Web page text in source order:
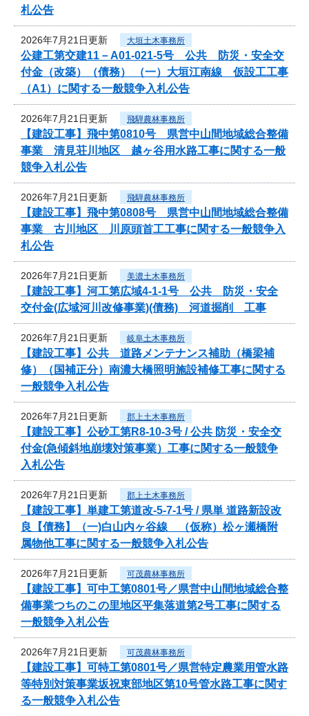
札公告
2026年7月21日更新 大垣土木事務所
公建工第交建11－A01-021-5号 公共 防災・安全交
付金（改築）（債務） （一）大垣江南線 仮設工工事
（A1）に関する一般競争入札公告
2026年7月21日更新 飛騨農林事務所
【建設工事】飛中第0810号 県営中山間地域総合整備
事業 清見荘川地区 越ヶ谷用水路工事に関する一般
競争入札公告
2026年7月21日更新 飛騨農林事務所
【建設工事】飛中第0808号 県営中山間地域総合整備
事業 古川地区 川原頭首工工事に関する一般競争入
札公告
2026年7月21日更新 美濃土木事務所
【建設工事】河工第広域4-1-1号 公共 防災・安全
交付金(広域河川改修事業)(債務) 河道掘削 工事
2026年7月21日更新 岐阜土木事務所
【建設工事】公共 道路メンテナンス補助（橋梁補
修）（国補正分）南濃大橋照明施設補修工事に関する
一般競争入札公告
2026年7月21日更新 郡上土木事務所
【建設工事】公砂工第R8-10-3号 / 公共 防災・安全交
付金(急傾斜地崩壊対策事業）工事に関する一般競争
入札公告
2026年7月21日更新 郡上土木事務所
【建設工事】単建工第道改-5-7-1号 / 県単 道路新設改
良【債務】（一)白山内ヶ谷線 （仮称）松ヶ瀬橋附
属物他工事に関する一般競争入札公告
2026年7月21日更新 可茂農林事務所
【建設工事】可中工第0801号／県営中山間地域総合整
備事業つちのこの里地区平集落道第2号工事に関する
一般競争入札公告
2026年7月21日更新 可茂農林事務所
【建設工事】可特工第0801号／県営特定農業用管水路
等特別対策事業坂祝東部地区第10号管水路工事に関す
る一般競争入札公告